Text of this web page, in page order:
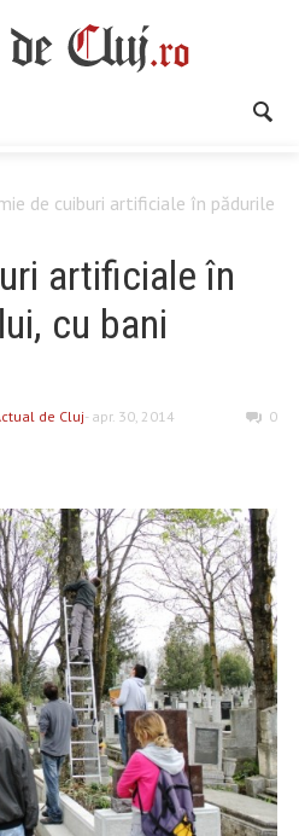
de cuiburi artificiale în pădurile
artificiale în
cu bani
de Cluj- apr. 30, 2014
0